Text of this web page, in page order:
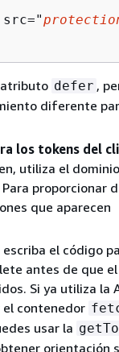
defer ,
diferente
los tokens del
utiliza el
proporcionar
que aparecen
escriba el código
antes de que
Si ya utiliza la
contenedor
usar la
orientación